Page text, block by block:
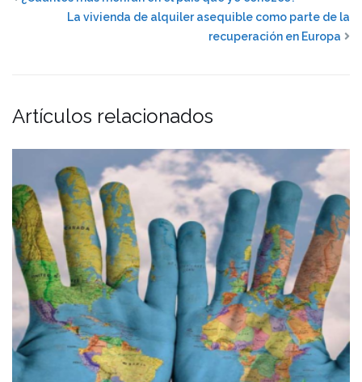
La vivienda de alquiler asequible como parte de la
recuperación en Europa
Artículos relacionados